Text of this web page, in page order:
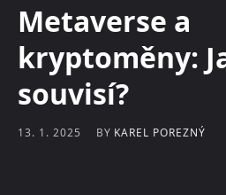
Metaverse a
kryptoměny:
souvisí?
13. 1. 2025 BY KAREL POREZNÝ